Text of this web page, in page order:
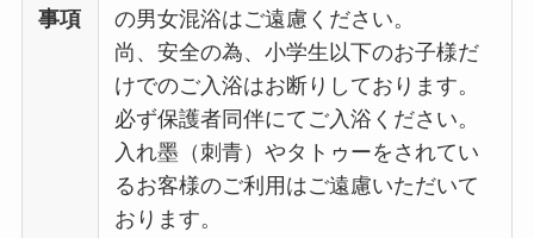
事項
の男女混浴はご遠慮ください。
尚、安全の為、小学生以下のお子様だ
けでのご入浴はお断りしております。
必ず保護者同伴にてご入浴ください。
入れ墨（刺青）やタトゥーをされてい
るお客様のご利用はご遠慮いただいて
おります。